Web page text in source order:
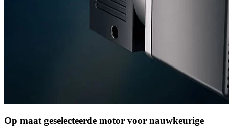
Op maat geselecteerde motor voor nauwkeurige